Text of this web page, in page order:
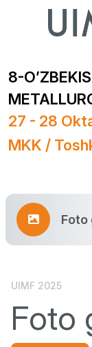
8-
27 - 28
MKK /
Foto
UIMF 2025
Foto